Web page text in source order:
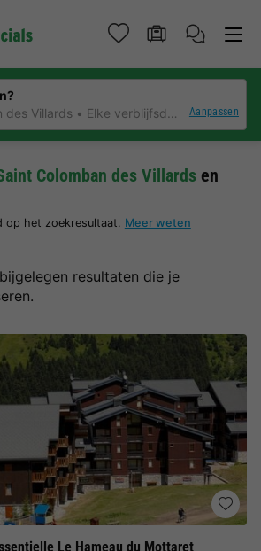
des Villards
Elke verblijfsduur Aanpassen
Colomban des Villards en
op het zoekresultaat. Meer weten
resultaten die je
Le Hameau du Mottaret